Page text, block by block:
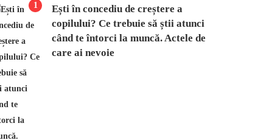
1
Ești în concediu de creștere a
copilului? Ce trebuie să știi atunci
când te întorci la muncă. Actele de
care ai nevoie